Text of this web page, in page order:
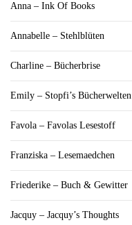
Anna – Ink Of Books
Annabelle – Stehlblüten
Charline – Bücherbrise
Emily – Stopfi’s Bücherwelten
Favola – Favolas Lesestoff
Franziska – Lesemaedchen
Friederike – Buch & Gewitter
Jacquy – Jacquy’s Thoughts